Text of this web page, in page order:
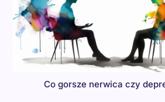
Co gorsze nerwica czy